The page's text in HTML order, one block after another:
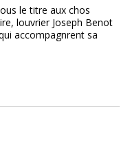
le titre aux chos
louvrier Joseph Benot
accompagnrent sa